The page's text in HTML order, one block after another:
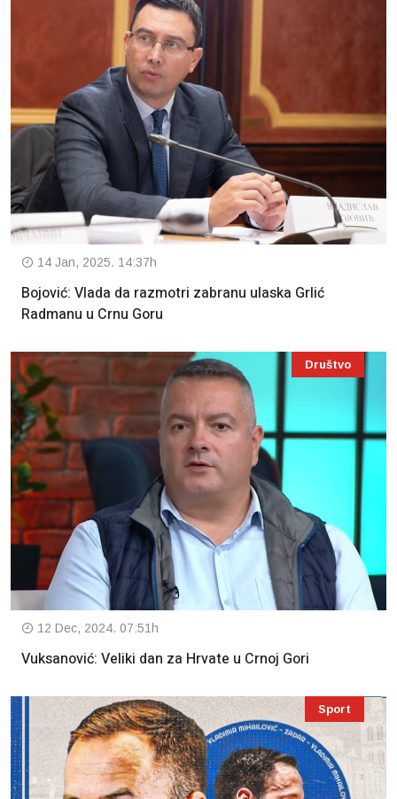
14 Jan, 2025. 14:37h
Bojović: Vlada da razmotri zabranu ulaska Grlić
Radmanu u Crnu Goru
Društvo
12 Dec, 2024. 07:51h
Vuksanović: Veliki dan za Hrvate u Crnoj Gori
Sport